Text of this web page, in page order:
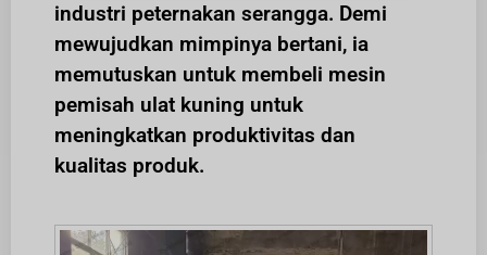
industri peternakan serangga. Demi
mewujudkan mimpinya bertani, ia
memutuskan untuk membeli mesin
pemisah ulat kuning untuk
meningkatkan produktivitas dan
kualitas produk.